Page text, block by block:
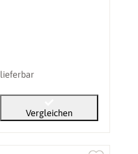
lieferbar
Vergleichen